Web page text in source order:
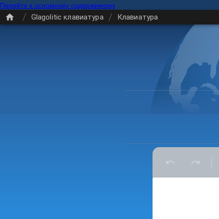
Перейти к основному содержимому
/ Glagolitic клавиатура / Клавиатура